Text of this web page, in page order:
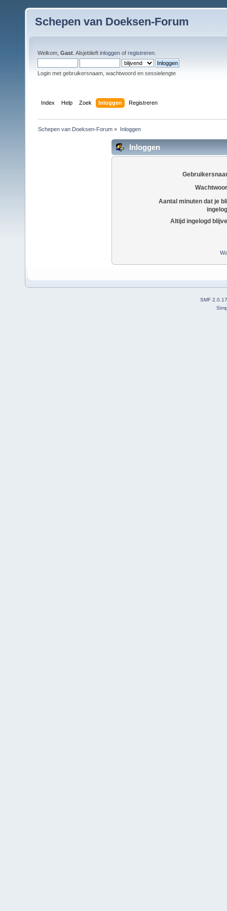
Schepen van Doeksen-Forum
Welkom, Gast . Alsjeblieft inloggen of registreren
Login met gebruikersnaam, wachtwoord en sessielengte
Index Help Zoek Inloggen Registreren
Schepen van Doeksen-Forum » Inloggen
Inloggen
Aantal minuten dat je
Altijd ingelogd
SMF 2.0.17